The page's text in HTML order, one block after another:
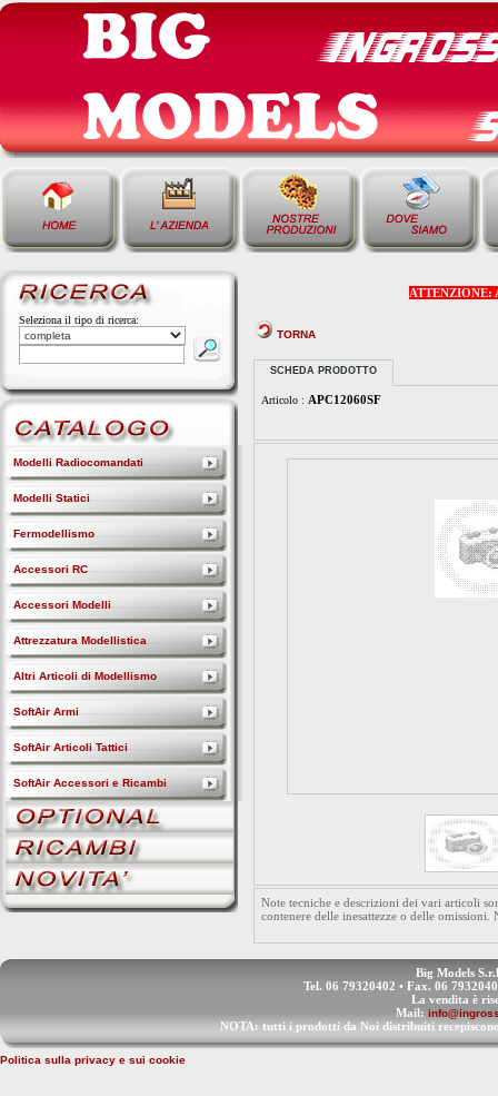
Seleziona il tipo di ricerca:
Modelli Radiocomandati
Modelli Statici
Fermodellismo
Accessori RC
Accessori Modelli
Attrezzatura Modellistica
Altri Articoli di Modellismo
SoftAir Armi
SoftAir Articoli Tattici
SoftAir Accessori e Ricambi
ATTENZIONE:
TORNA
SCHEDA PRODOTTO
Articolo : APC12060SF
Note tecniche e descrizioni dei vari articoli
contenere delle inesattezze o delle
Big Models
Tel. 06 79320402 • Fax. 06
La vendita è
Mail:
NOTA: tutti i prodotti da Noi distribuiti
Politica sulla privacy e sui cookie